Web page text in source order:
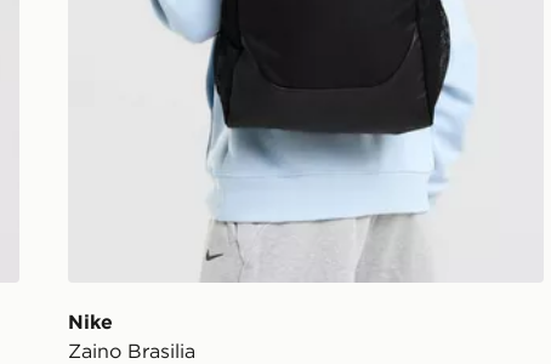
Nike
Zaino Brasilia